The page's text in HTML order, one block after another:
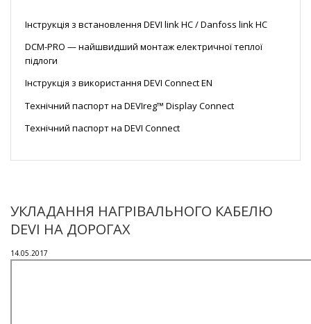
Інструкція з встановлення DEVI link HC / Danfoss link HC
DCM-PRO — найшвидший монтаж електричної теплої
підлоги
Інструкція з використання DEVI Connect EN
Технічний паспорт на DEVIreg™ Display Connect
Технічний паспорт на DEVI Connect
УКЛАДАННЯ НАГРІВАЛЬНОГО КАБЕЛЮ
DEVI НА ДОРОГАХ
14.05.2017